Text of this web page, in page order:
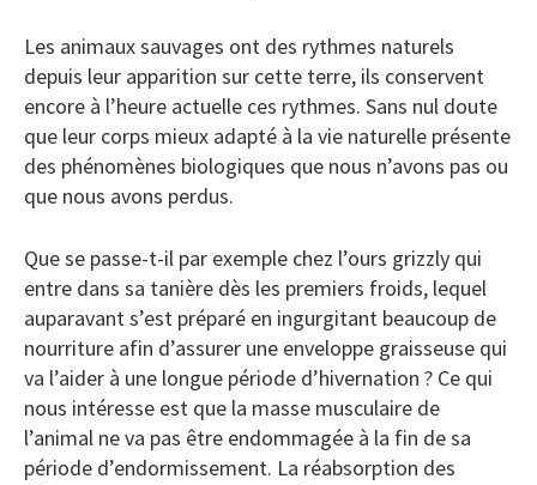
Les animaux sauvages ont des rythmes naturels
depuis leur apparition sur cette terre, ils conservent
encore à l’heure actuelle ces rythmes. Sans nul doute
que leur corps mieux adapté à la vie naturelle présente
des phénomènes biologiques que nous n’avons pas ou
que nous avons perdus.
Que se passe-t-il par exemple chez l’ours grizzly qui
entre dans sa tanière dès les premiers froids, lequel
auparavant s’est préparé en ingurgitant beaucoup de
nourriture afin d’assurer une enveloppe graisseuse qui
va l’aider à une longue période d’hivernation ? Ce qui
nous intéresse est que la masse musculaire de
l’animal ne va pas être endommagée à la fin de sa
période d’endormissement. La réabsorption des